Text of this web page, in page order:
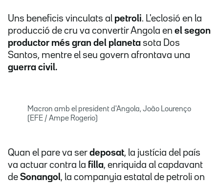
Uns beneficis vinculats al petroli. L'eclosió en la
producció de cru va convertir Angola en el segon
productor més gran del planeta sota Dos
Santos, mentre el seu govern afrontava una
guerra civil.
Macron amb el president d'Angola, João Lourenço
(EFE / Ampe Rogerio)
Quan el pare va ser deposat, la justícia del país
va actuar contra la filla, enriquida al capdavant
de Sonangol, la companyia estatal de petroli on